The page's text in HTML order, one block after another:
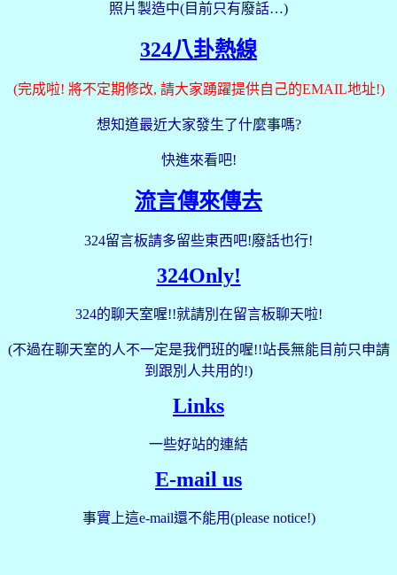
照片製造中(目前只有廢話…)
324八卦熱線
(完成啦! 將不定期修改, 請大家踴躍提供自己的EMAIL地址!)
想知道最近大家發生了什麼事嗎?
快進來看吧!
流言傳來傳去
324留言板請多留些東西吧!廢話也行!
324Only!
324的聊天室喔!!就請別在留言板聊天啦!
(不過在聊天室的人不一定是我們班的喔!!站長無能目前只申請
到跟別人共用的!)
Links
一些好站的連結
E-mail us
事實上這e-mail還不能用(please notice!)